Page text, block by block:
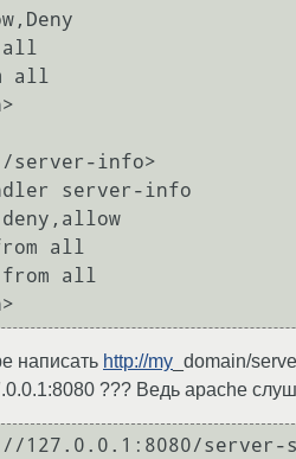
all
all
/server-info>
написать http://my _domain/
??? Ведь apache
127.0.0.1:8080/server-